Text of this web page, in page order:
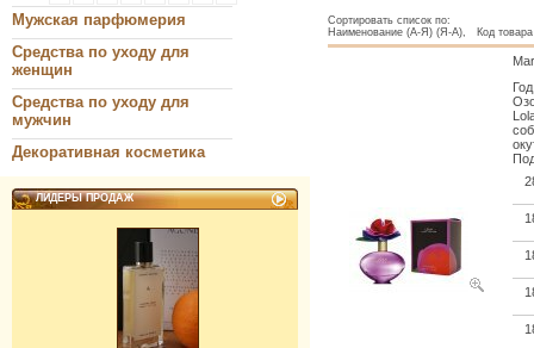
Мужская парфюмерия
Средства по уходу для
женщин
Средства по уходу для
мужчин
Декоративная косметика
ЛИДЕРЫ ПРОДАЖ
Сортировать список по:
Наименование (А-Я) (Я-А), Код